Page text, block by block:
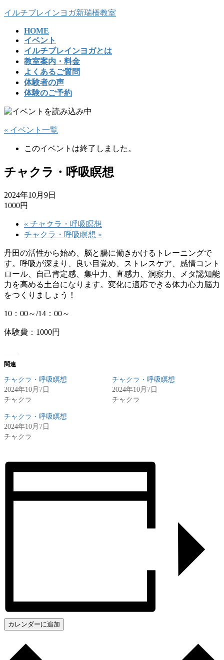
コ
プ
ナ
動
イルチブレインヨガ新瑞橋教室
HOME
イベント
イルチブレインヨガとは
教室案内・料金
よくあるご質問
体験者の声
体験のご予約
« イベント一覧
このイベントは終了しました。
チャクラ・呼吸瞑想
2024年10月9日
1000円
« チャクラ・呼吸瞑想
チャクラ・呼吸瞑想 »
丹田の活性から始め、脳と腸に働きかけるトレーニングで
す。呼吸が深まり、良い目覚め、ストレスケア、感情コント
ロール、自己肯定感、集中力、直感力、洞察力、メタ認知能
力を高める土台になります。変化に適応できる体力心力脳力
をつくりましょう！
10：00～/14：00～
体験費：1000円
関連
チャクラ・呼吸瞑想
2024年10月7日
チャクラ
チャクラ・呼吸瞑想
2024年10月7日
チャクラ
チャクラ・呼吸瞑想
2024年10月7日
チャクラ
カレンダーに追加